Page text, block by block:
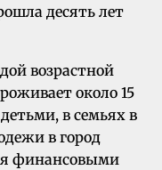
десять лет
возрастной
около 15
в семьях в
в город
финансовыми